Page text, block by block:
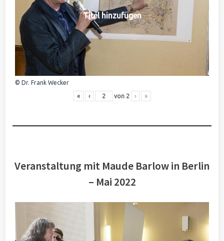
Titel hinzufügen
© Dr. Frank Wecker
« ‹ von 2 › »
Veranstaltung mit Maude Barlow in Berlin
– Mai 2022